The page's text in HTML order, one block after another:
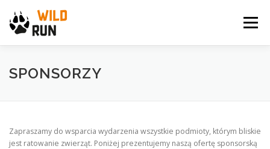
treści
Menu
WILD RUN NEWS
SPONSORZY
Zapraszamy do wsparcia wydarzenia wszystkie podmioty, którym bliskie
jest ratowanie zwierząt. Poniżej prezentujemy naszą ofertę sponsorską